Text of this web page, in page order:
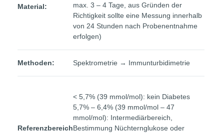
Material:
max. 3 – 4 Tage, aus Gründen der
Richtigkeit sollte eine Messung innerhalb
von 24 Stunden nach Probenentnahme
erfolgen)
Methoden: Spektrometrie → Immunturbidimetrie
Referenzbereich
< 5,7% (39 mmol/mol): kein Diabetes
5,7% – 6,4% (39 mmol/mol – 47
mmol/mol): Intermediärbereich,
Bestimmung Nüchternglukose oder